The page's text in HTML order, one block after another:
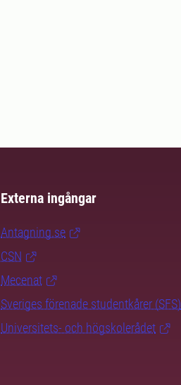
Externa ingångar
Antagning.se
CSN
Mecenat
Sveriges förenade studentkårer (SFS)
Universitets- och högskolerådet